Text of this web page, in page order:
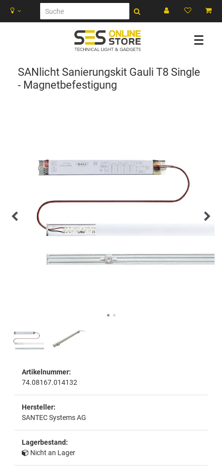
☰
SANlicht Sanierungskit Gauli T8 Single
- Magnetbefestigung
Artikelnummer:
74.08167.014132
Hersteller:
SANTEC Systems AG
Lagerbestand:
Nicht an Lager